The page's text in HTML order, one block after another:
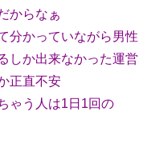
からなぁ
分かっていながら男性
しか出来なかった運営
正直不安
ゃう人は1日1回の